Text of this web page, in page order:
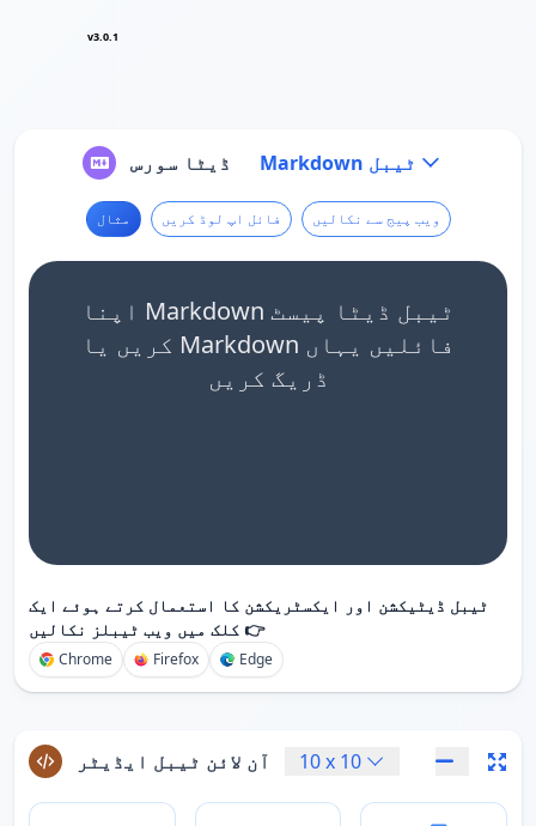
v3.0.1
ڈیٹا سورس Markdown ٹیبل
مثال فائل اپ لوڈ کریں ویب پیج سے نکالیں
اپنا Markdown ٹیبل ڈیٹا پیسٹ
کریں یا Markdown فائلیں یہاں
ڈریگ کریں
ٹیبل ڈیٹیکشن اور ایکسٹریکشن کا استعمال کرتے ہوئے ایک
کلک میں ویب ٹیبلز نکالیں 👉
Chrome Firefox Edge
آن لائن ٹیبل ایڈیٹر 10x 10